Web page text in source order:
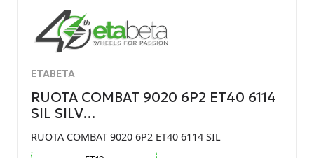
ETABETA
RUOTA COMBAT 9020 6P2 ET40 6114
SIL SILV…
RUOTA COMBAT 9020 6P2 ET40 6114 SIL